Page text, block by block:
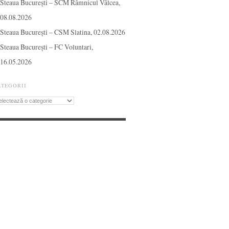
Steaua București – SCM Râmnicul Vâlcea,
08.08.2026
Steaua București – CSM Slatina, 02.08.2026
Steaua București – FC Voluntari,
16.05.2026